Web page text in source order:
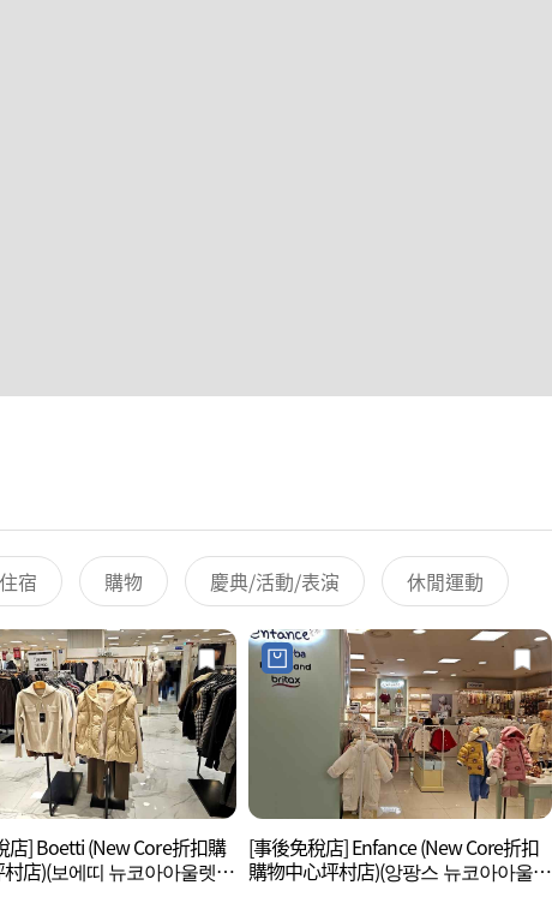
住宿 購物 慶典/活動/表演 休閒運動
店] Boetti (New Core折扣購
店)(보에띠 뉴코아아울렛
[事後免稅店] Enfance (New Core折扣
購物中心坪村店)(앙팡스 뉴코아아울렛